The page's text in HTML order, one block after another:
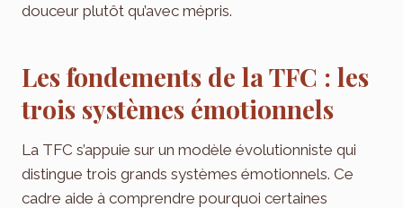
douceur plutôt qu’avec mépris.
Les fondements de la TFC : les
trois systèmes émotionnels
La TFC s’appuie sur un modèle évolutionniste qui
distingue trois grands systèmes émotionnels. Ce
cadre aide à comprendre pourquoi certaines